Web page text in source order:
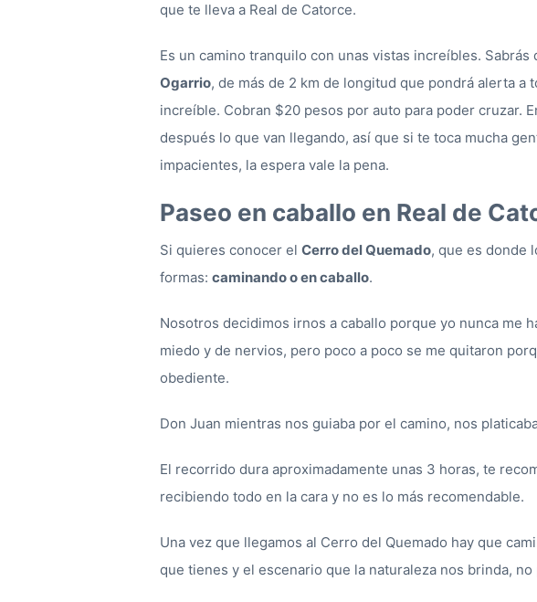
que te lleva a Real de Catorce.
Es un camino tranquilo con unas vistas increíbles.
Ogarrio, de más de 2 km de longitud que pondrá alerta a
increíble. Cobran $20 pesos por auto para poder cruzar.
después lo que van llegando, así que si te toca mucha
impacientes, la espera vale la pena.
Paseo en caballo en Real de
Si quieres conocer el Cerro del Quemado, que es donde
formas: caminando o en caballo.
Nosotros decidimos irnos a caballo porque yo nunca me
miedo y de nervios, pero poco a poco se me quitaron
obediente.
Don Juan mientras nos guiaba por el camino, nos
El recorrido dura aproximadamente unas 3 horas, te
recibiendo todo en la cara y no es lo más recomendable.
Una vez que llegamos al Cerro del Quemado hay que
que tienes y el escenario que la naturaleza nos brinda,